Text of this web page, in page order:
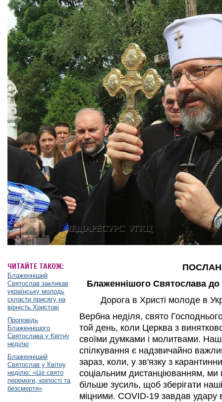
ЧИТАЙТЕ ТАКОЖ:
Блаженніший
Святослав закликав
українську молодь
скласти присягу на
вірність Христові
Проповідь
Блаженнішого
Святослава у Квітну
неділю
Блаженніший
Святослав у Квітну
неділю: «Це свято
перемоги, кріпості та
безсмертя»
Блаженнішого Святослава до
Дорога в Христі молоде в
Вербна неділя, свято
той день, коли Церква з
своїми думками і молитвами.
спілкування є надзвичайно
зараз, коли, у зв'язку з
соціальним дистанціюванням,
більше зусиль, щоб зберігати
міцними. COVID-19 завдав удару